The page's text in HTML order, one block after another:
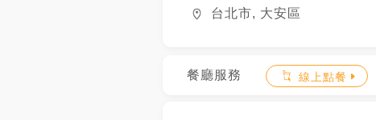
台北市, 大安區
餐廳服務 線上點餐